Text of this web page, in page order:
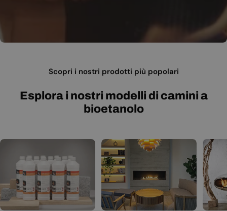
Scopri i nostri prodotti più popolari
Esplora i nostri modelli di camini a
bioetanolo